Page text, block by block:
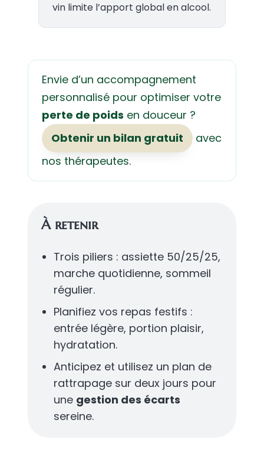
vin limite l’apport global en alcool.
Envie d’un accompagnement
personnalisé pour optimiser votre
perte de poids en douceur ?
Obtenir un bilan gratuit
avec
nos thérapeutes.
À retenir
Trois piliers : assiette 50/25/25,
marche quotidienne, sommeil
régulier.
Planifiez vos repas festifs :
entrée légère, portion plaisir,
hydratation.
Anticipez et utilisez un plan de
rattrapage sur deux jours pour
une gestion des écarts
sereine.